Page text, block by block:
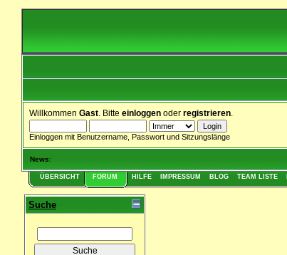
Willkommen Gast . Bitte einloggen oder registrieren
Einloggen mit Benutzername, Passwort und Sitzungslänge
News:
ÜBERSICHT FORUM HILFE IMPRESSUM BLOG TEAM LISTE
Suche